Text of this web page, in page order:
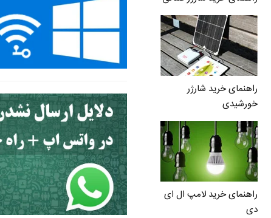
راهنمای خرید شارژر
خورشیدی
راهنمای خرید لامپ ال ای
دی